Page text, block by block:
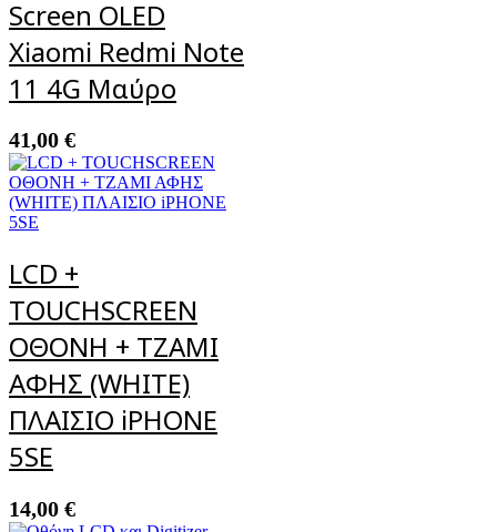
Screen OLED
Xiaomi Redmi Note
11 4G Μαύρο
41,00 €
LCD +
TOUCHSCREEN
ΟΘΟΝΗ + ΤΖΑΜΙ
ΑΦΗΣ (WHITE)
ΠΛΑΙΣΙΟ iPHONE
5SE
14,00 €